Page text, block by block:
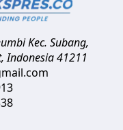
Kec. Subang,
,Indonesia41211